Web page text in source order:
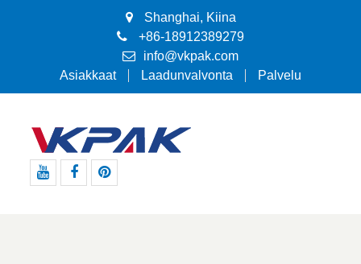
Shanghai, Kiina
+86-18912389279
info@vkpak.com
Asiakkaat
Laadunvalvonta Palvelu